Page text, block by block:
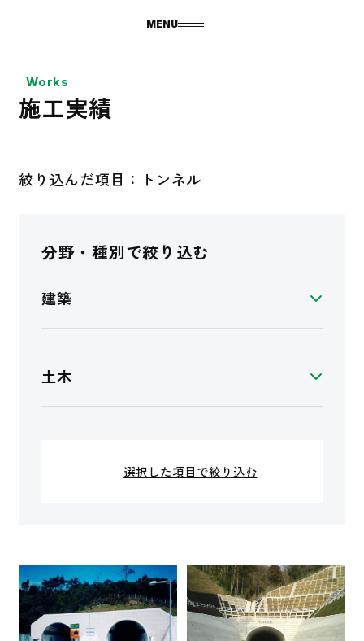
MENU
Works
施工実績
絞り込んだ項目：トンネル
分野・種別で絞り込む
建築
土木
選択した項目で絞り込む